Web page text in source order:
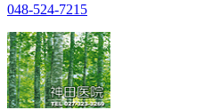
048-524-7215